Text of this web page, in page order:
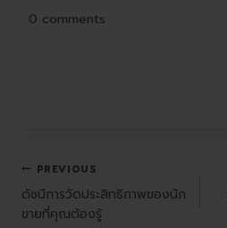
0 comments
PREVIOUS
ดัชนีการวัดประสิทธิภาพของนัก
ขายที่คุณต้องรู้